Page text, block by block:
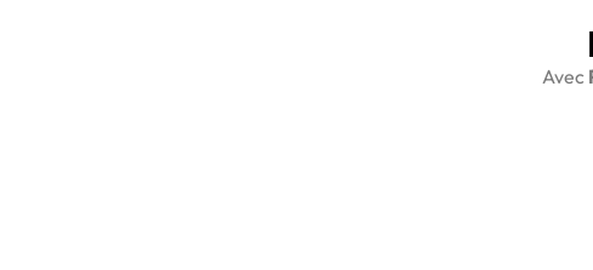
Avec